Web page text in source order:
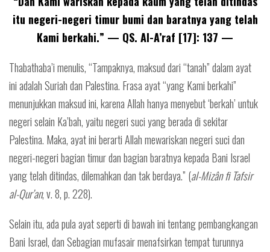
itu negeri-negeri timur bumi dan baratnya yang telah
Kami berkahi.” — QS. Al-A’raf [17]: 137 —
Thabathaba’i menulis, “Tampaknya, maksud dari “tanah” dalam ayat
ini adalah Suriah dan Palestina. Frasa ayat “yang Kami berkahi”
menunjukkan maksud ini, karena Allah hanya menyebut ‘berkah’ untuk
negeri selain Ka’bah, yaitu negeri suci yang berada di sekitar
Palestina. Maka, ayat ini berarti Allah mewariskan negeri suci dan
negeri-negeri bagian timur dan bagian baratnya kepada Bani Israel
yang telah ditindas, dilemahkan dan tak berdaya.” (al-Mizân fi Tafsir
al-Qur’an, v. 8, p. 228).
Selain itu, ada pula ayat seperti di bawah ini tentang pembangkangan
Bani Israel, dan Sebagian mufasair menafsirkan tempat turunnya